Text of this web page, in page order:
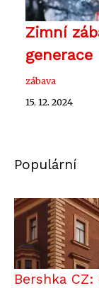
Zimní
generace
zábava
15. 12. 2024
Populární
Bershka